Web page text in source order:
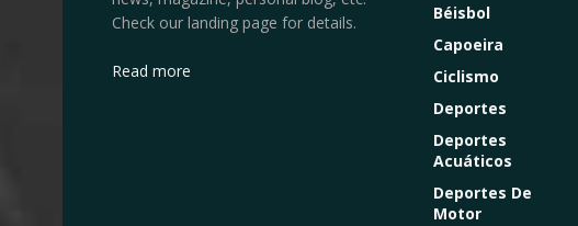
Check our landing page for details.
Read more
Béisbol
Capoeira
Ciclismo
Deportes
Deportes
Acuáticos
Deportes De
Motor